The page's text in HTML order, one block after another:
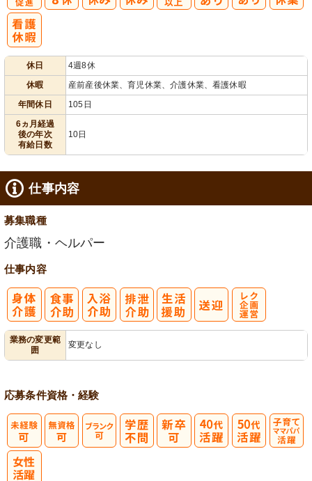
休日
4週8休
休暇
産前産後休業、育児休業、介護休業、看護休暇
年間休日
105日
6ヵ月経過
後の年次
有給日数
10日
仕事内容
募集職種
介護職・ヘルパー
仕事内容
業務の変更範
囲
変更なし
応募条件資格・経験